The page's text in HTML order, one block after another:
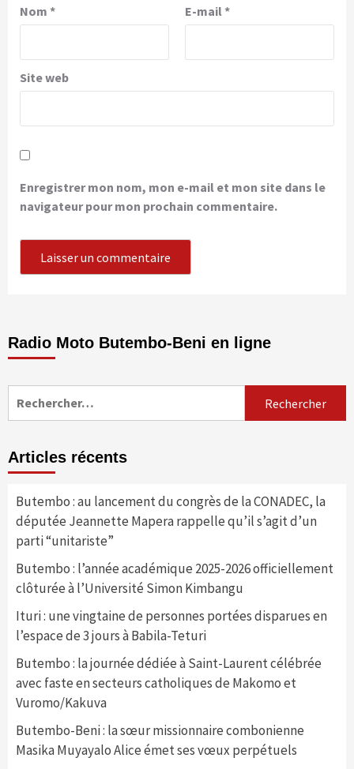
Nom * E-mail*
Site web
Enregistrer mon nom, mon e-mail et mon site dans le
navigateur pour mon prochain commentaire.
Radio Moto Butembo-Beni en ligne
Articles récents
Butembo : au lancement du congrès de la CONADEC, la
députée Jeannette Mapera rappelle qu’il s’agit d’un
parti “unitariste”
Butembo : l’année académique 2025-2026 officiellement
clôturée à l’Université Simon Kimbangu
Ituri : une vingtaine de personnes portées disparues en
l’espace de 3 jours à Babila-Teturi
Butembo : la journée dédiée à Saint-Laurent célébrée
avec faste en secteurs catholiques de Makomo et
Vuromo/Kakuva
Butembo-Beni : la sœur missionnaire combonienne
Masika Muyayalo Alice émet ses vœux perpétuels